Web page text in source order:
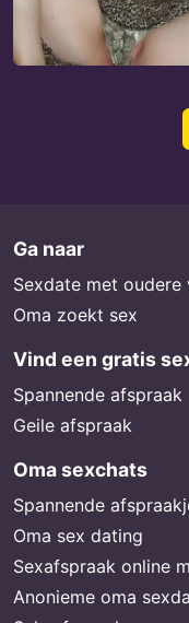
Ga naar
Sexdate met oudere
Oma zoekt sex
Vind een gratis
Spannende afspraak
Geile afspraak
Oma sexchats
Spannende
Oma sex dating
Sexafspraak online
Anonieme oma